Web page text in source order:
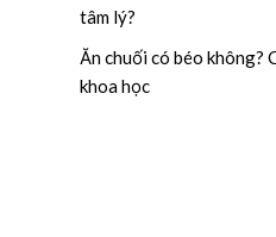
tâm lý?
Ăn chuối có béo không?
khoa học